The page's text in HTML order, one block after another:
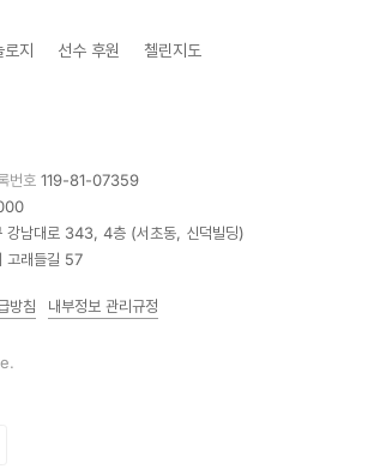
지 선수 후원 첼린지도
번호 119-81-07359
강남대로 343, 4층 (서초동, 신덕빌딩)
고래들길 57
방침 내부정보 관리규정